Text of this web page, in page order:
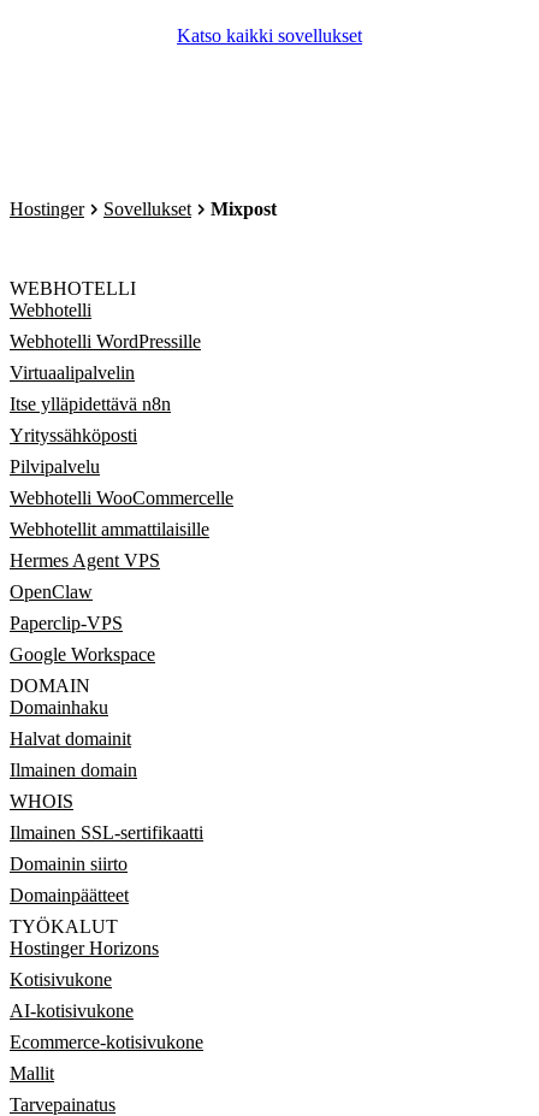
Katso kaikki sovellukset
Hostinger Sovellukset Mixpost
WEBHOTELLI
Webhotelli
Webhotelli WordPressille
Virtuaalipalvelin
Itse ylläpidettävä n8n
Yrityssähköposti
Pilvipalvelu
Webhotelli WooCommercelle
Webhotellit ammattilaisille
Hermes Agent VPS
OpenClaw
Paperclip-VPS
Google Workspace
DOMAIN
Domainhaku
Halvat domainit
Ilmainen domain
WHOIS
Ilmainen SSL-sertifikaatti
Domainin siirto
Domainpäätteet
TYÖKALUT
Hostinger Horizons
Kotisivukone
AI-kotisivukone
Ecommerce-kotisivukone
Mallit
Tarvepainatus